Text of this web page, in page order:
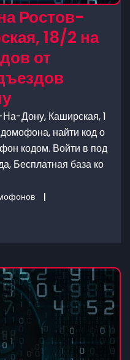
Ростов-
18/2 на
от
Дону, Каширская, 1
найти код о
кодом. Войти в под
Бесплатная база ко
|